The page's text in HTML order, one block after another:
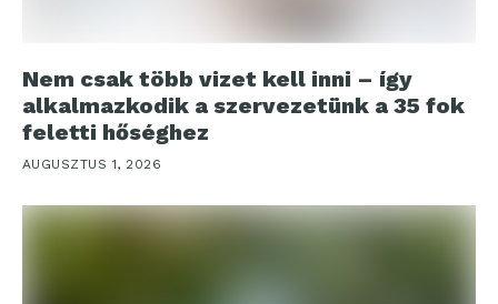
Nem csak több vizet kell inni – így
alkalmazkodik a szervezetünk a 35 fok
feletti hőséghez
AUGUSZTUS 1, 2026